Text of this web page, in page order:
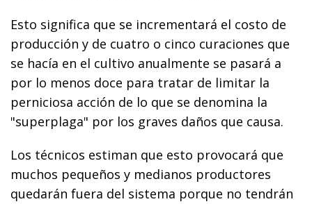
Esto significa que se incrementará el costo de
producción y de cuatro o cinco curaciones que
se hacía en el cultivo anualmente se pasará a
por lo menos doce para tratar de limitar la
perniciosa acción de lo que se denomina la
"superplaga" por los graves daños que causa.
Los técnicos estiman que esto provocará que
muchos pequeños y medianos productores
quedarán fuera del sistema porque no tendrán